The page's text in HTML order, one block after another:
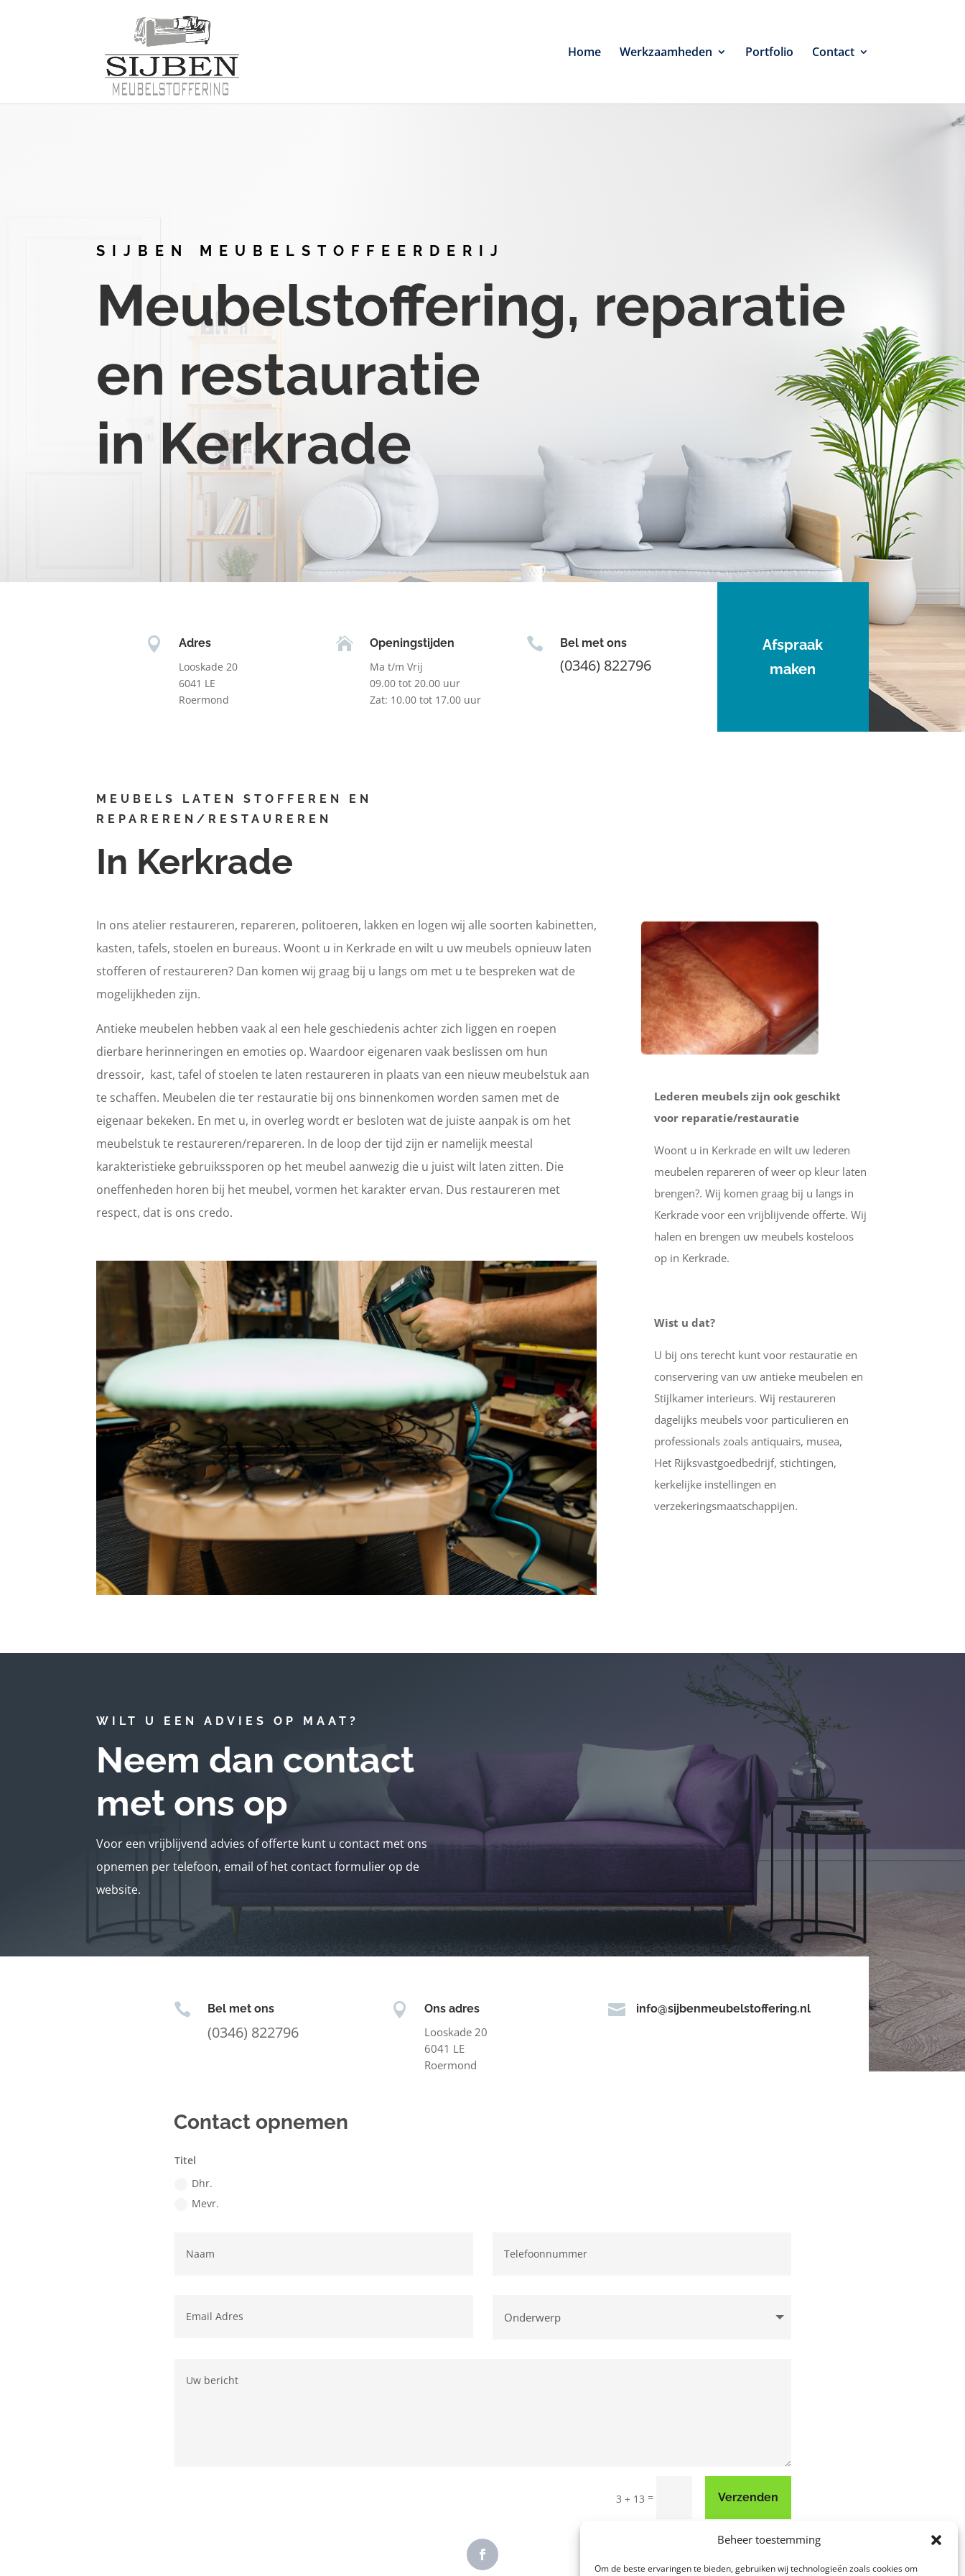
Beheer toestemming
Om de beste ervaringen te bieden, gebruiken wij technologieën zoals cookies om
Home Werkzaamheden Portfolio Contact
SIJBEN MEUBELSTOFFEERDERIJ
Meubelstoffering, reparatie
en restauratie
in Kerkrade

Adres
Looskade 20
6041 LE
Roermond

Openingstijden
Ma t/m Vrij
09.00 tot 20.00 uur
Zat: 10.00 tot 17.00 uur
 Bel met ons
(0346) 822796
Afspraak
maken
MEUBELS LATEN STOFFEREN EN
REPAREREN/RESTAUREREN
In Kerkrade
In ons atelier restaureren, repareren, politoeren, lakken en logen wij alle soorten kabinetten,
kasten, tafels, stoelen en bureaus. Woont u in Kerkrade en wilt u uw meubels opnieuw laten
stofferen of restaureren? Dan komen wij graag bij u langs om met u te bespreken wat de
mogelijkheden zijn.
Antieke meubelen hebben vaak al een hele geschiedenis achter zich liggen en roepen
dierbare herinneringen en emoties op. Waardoor eigenaren vaak beslissen om hun
dressoir, kast, tafel of stoelen te laten restaureren in plaats van een nieuw meubelstuk aan
te schaffen. Meubelen die ter restauratie bij ons binnenkomen worden samen met de
eigenaar bekeken. En met u, in overleg wordt er besloten wat de juiste aanpak is om het
meubelstuk te restaureren/repareren. In de loop der tijd zijn er namelijk meestal
karakteristieke gebruikssporen op het meubel aanwezig die u juist wilt laten zitten. Die
oneffenheden horen bij het meubel, vormen het karakter ervan. Dus restaureren met
respect, dat is ons credo.
Lederen meubels zijn ook geschikt
voor reparatie/restauratie
Woont u in Kerkrade en wilt uw lederen
meubelen repareren of weer op kleur laten
brengen?. Wij komen graag bij u langs in
Kerkrade voor een vrijblijvende offerte. Wij
halen en brengen uw meubels kosteloos
op in Kerkrade.
Wist u dat?
U bij ons terecht kunt voor restauratie en
conservering van uw antieke meubelen en
Stijlkamer interieurs. Wij restaureren
dagelijks meubels voor particulieren en
professionals zoals antiquairs, musea,
Het Rijksvastgoedbedrijf, stichtingen,
kerkelijke instellingen en
verzekeringsmaatschappijen.
WILT U EEN ADVIES OP MAAT?
Neem dan contact
met ons op
Voor een vrijblijvend advies of offerte kunt u contact met ons
opnemen per telefoon, email of het contact formulier op de
website.
 Bel met ons
(0346) 822796
 Ons adres
Looskade 20
6041 LE
Roermond
 info@sijbenmeubelstoffering.nl
Contact opnemen
Titel
Dhr.
Mevr.
3 + 13 = Verzenden